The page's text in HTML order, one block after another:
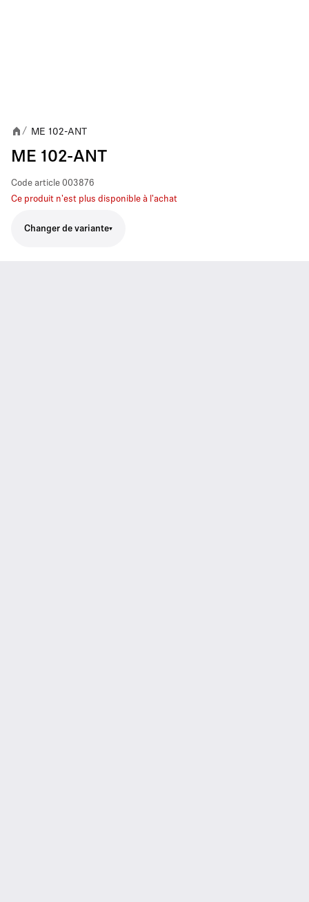
/ ME 102-ANT
ME 102-ANT
Code article 003876
Ce produit n'est plus disponible à l'achat
Changer de variante